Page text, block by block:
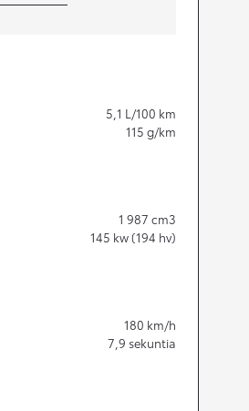
5,1 L/100 km
115 g/km
1 987 cm3
145 kw (194 hv)
180 km/h
7,9 sekuntia